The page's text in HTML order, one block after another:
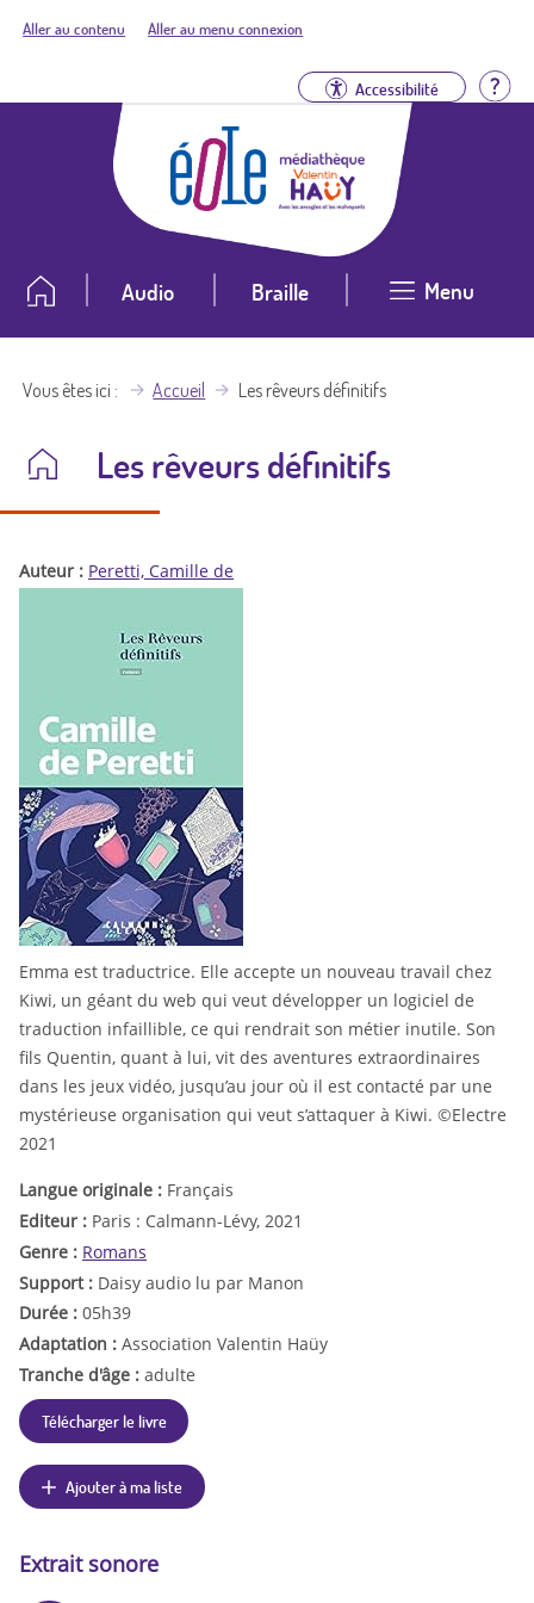
Aller au contenu Aller au menu connexion
Accessibilité
Audio Braille Menu
Vous êtes ici Accueil Les rêveurs définitifs
Les rêveurs définitifs
Auteur : Peretti, Camille de
Emma est traductrice. Elle accepte un nouveau travail chez
Kiwi, un géant du web qui veut développer un logiciel de
traduction infaillible, ce qui rendrait son métier inutile. Son
fils Quentin, quant à lui, vit des aventures extraordinaires
dans les jeux vidéo, jusqu’au jour où il est contacté par une
mystérieuse organisation qui veut s’attaquer à Kiwi. ©Electre
2021
Langue originale : Français
Editeur : Paris : Calmann-Lévy, 2021
Genre : Romans
Support : Daisy audio lu par Manon
Durée : 05h39
Adaptation : Association Valentin Haüy
Tranche d'âge : adulte
Télécharger le livre
Ajouter à ma liste
Extrait sonore